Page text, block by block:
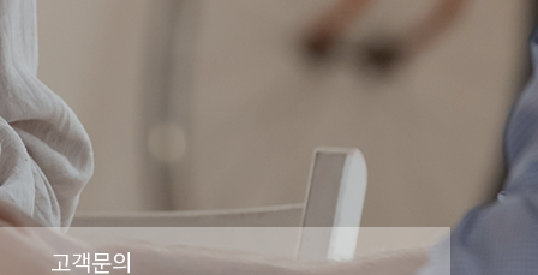
고객문의